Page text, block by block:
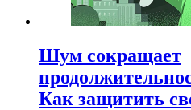
Шум сокращает
Как защитить